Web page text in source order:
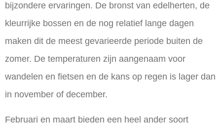
bijzondere ervaringen. De bronst van edelherten, de
kleurrijke bossen en de nog relatief lange dagen
maken dit de meest gevarieerde periode buiten de
zomer. De temperaturen zijn aangenaam voor
wandelen en fietsen en de kans op regen is lager dan
in november of december.
Februari en maart bieden een heel ander soort